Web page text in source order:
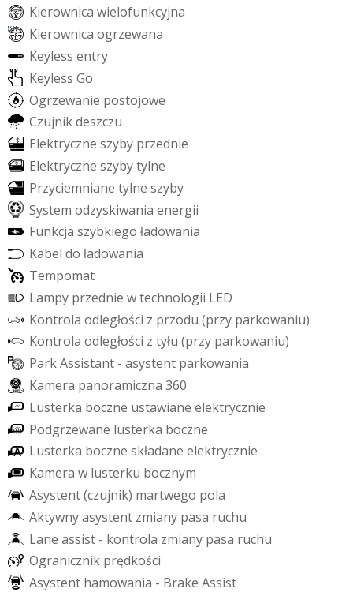
Kierownica wielofunkcyjna
Kierownica ogrzewana
Keyless entry
Keyless Go
Ogrzewanie postojowe
Czujnikdeszczu
Elektryczne szyby przednie
Elektryczne szybytylne
Przyciemniane tylne szyby
System odzyskiwania energii
Funkcja szybkiego ładowania
Kabel do ładowania
Tempomat
Lampy przednie wtechnologii LED
Kontrola odległości z przodu (przy parkowaniu)
Kontrola odległości z tyłu (przy parkowaniu)
ParkAssistant - asystent parkowania
Kamera panoramiczna 360
Lusterka boczne ustawiane elektrycznie
Podgrzewane lusterka boczne
Lusterka boczne składane elektrycznie
Kamera w lusterku bocznym
Asystent(czujnik) martwego pola
Aktywnyasystent zmiany pasa ruchu
Lane assist - kontrola zmiany pasa ruchu
Ogranicznik prędkości
Asystent hamowania - Brake Assist